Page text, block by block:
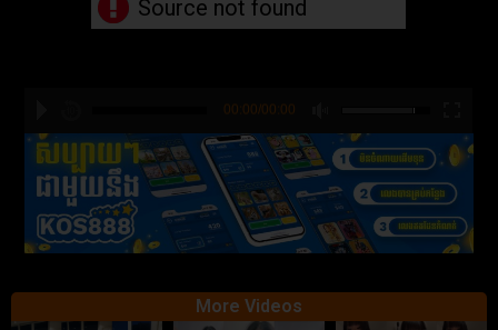
hd2880
hd2160
hd2160
hd1440
highres
hd1080
hd720
large
medium
small
tiny
00:00/00:00
Source not found
More Videos